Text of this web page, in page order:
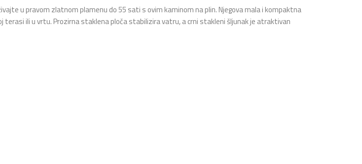
u pravom zlatnom plamenu do 55 sati s ovim kaminom na plin. Njegova mala i kompaktna
ili u vrtu. Prozirna staklena ploča stabilizira vatru, a crni stakleni šljunak je atraktivan